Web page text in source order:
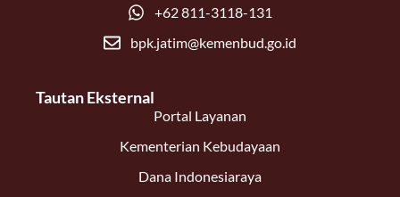
+62 811-3118-131
bpk.jatim@kemenbud.go.id
Tautan Eksternal
Portal Layanan
Kementerian Kebudayaan
Dana Indonesiaraya